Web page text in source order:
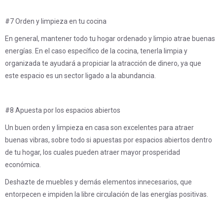
#7 Orden y limpieza en tu cocina
En general, mantener todo tu hogar ordenado y limpio atrae buenas
energías. En el caso específico de la cocina, tenerla limpia y
organizada te ayudará a propiciar la atracción de dinero, ya que
este espacio es un sector ligado a la abundancia.
#8 Apuesta por los espacios abiertos
Un buen orden y limpieza en casa son excelentes para atraer
buenas vibras, sobre todo si apuestas por espacios abiertos dentro
de tu hogar, los cuales pueden atraer mayor prosperidad
económica.
Deshazte de muebles y demás elementos innecesarios, que
entorpecen e impiden la libre circulación de las energías positivas.